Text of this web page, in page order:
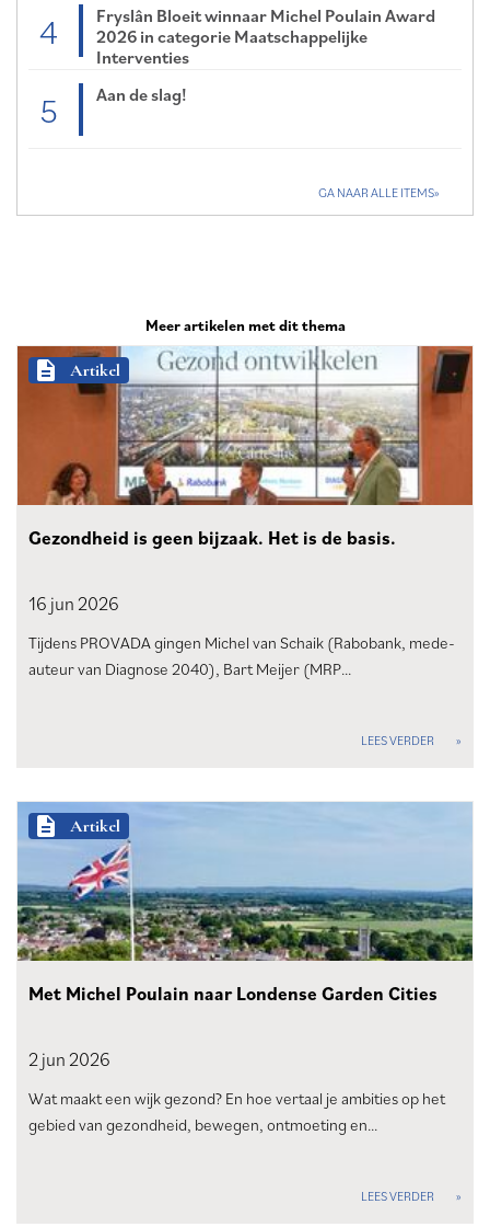
4
Fryslân Bloeit winnaar Michel Poulain Award
2026 in categorie Maatschappelijke
Interventies
5 Aan de slag!
GA NAAR ALLE ITEMS
Meer artikelen met dit thema
description Artikel
Gezondheid is geen bijzaak. Het is de basis.
16 jun 2026
Tijdens PROVADA gingen Michel van Schaik (Rabobank, mede-
auteur van Diagnose 2040), Bart Meijer (MRP…
LEES VERDER
description Artikel
Met Michel Poulain naar Londense Garden Cities
2 jun 2026
Wat maakt een wijk gezond? En hoe vertaal je ambities op het
gebied van gezondheid, bewegen, ontmoeting en…
LEES VERDER